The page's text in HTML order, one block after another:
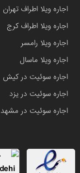
اجاره ویلا اطراف تهران
اجاره ویلا اطراف کرج
اجاره ویلا رامسر
اجاره ویلا ماسال
اجاره سوئیت در کیش
اجاره سوئیت در یزد
اجاره سوئیت در مشهد